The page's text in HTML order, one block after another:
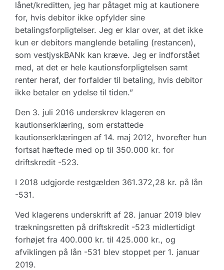
lånet/kreditten, jeg har påtaget mig at kautionere
for, hvis debitor ikke opfylder sine
betalingsforpligtelser. Jeg er klar over, at det ikke
kun er debitors manglende betaling (restancen),
som vestjyskBANk kan kræve. Jeg er indforstået
med, at det er hele kautionsforpligtelsen samt
renter heraf, der forfalder til betaling, hvis debitor
ikke betaler en ydelse til tiden.”
Den 3. juli 2016 underskrev klageren en
kautionserklæring, som erstattede
kautionserklæringen af 14. maj 2012, hvorefter hun
fortsat hæftede med op til 350.000 kr. for
driftskredit -523.
I 2018 udgjorde restgælden 361.372,28 kr. på lån
-531.
Ved klagerens underskrift af 28. januar 2019 blev
trækningsretten på driftskredit -523 midlertidigt
forhøjet fra 400.000 kr. til 425.000 kr., og
afviklingen på lån -531 blev stoppet per 1. januar
2019.